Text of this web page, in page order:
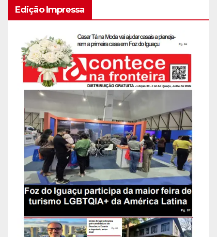
Edição Impressa